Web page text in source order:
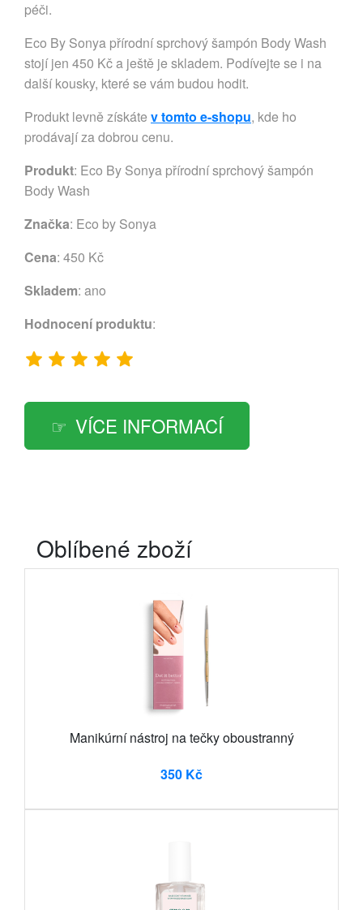
péči.
Eco By Sonya přírodní sprchový šampón Body Wash
stojí jen 450 Kč a ještě je skladem. Podívejte se i na
další kousky, které se vám budou hodit.
Produkt levně získáte v tomto e-shopu, kde ho
prodávají za dobrou cenu.
Produkt: Eco By Sonya přírodní sprchový šampón
Body Wash
Značka: Eco by Sonya
Cena: 450 Kč
Skladem: ano
Hodnocení produktu:
VÍCE INFORMACÍ
Oblíbené zboží
Manikúrní nástroj na tečky oboustranný
350 Kč